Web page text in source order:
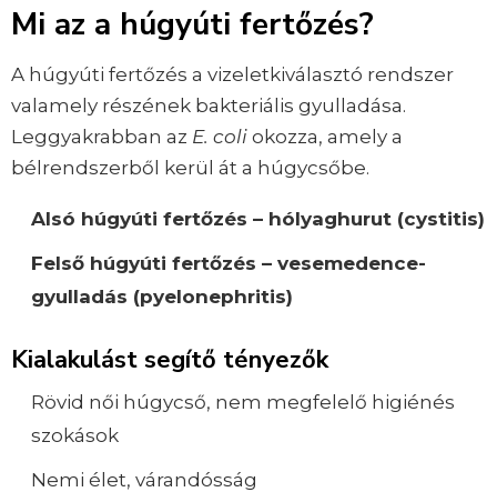
Mi az a húgyúti fertőzés?
A húgyúti fertőzés a vizeletkiválasztó rendszer
valamely részének bakteriális gyulladása.
Leggyakrabban az E. coli okozza, amely a
bélrendszerből kerül át a húgycsőbe.
Alsó húgyúti fertőzés – hólyaghurut (cystitis)
Felső húgyúti fertőzés – vesemedence-
gyulladás (pyelonephritis)
Kialakulást segítő tényezők
Rövid női húgycső, nem megfelelő higiénés
szokások
Nemi élet, várandósság